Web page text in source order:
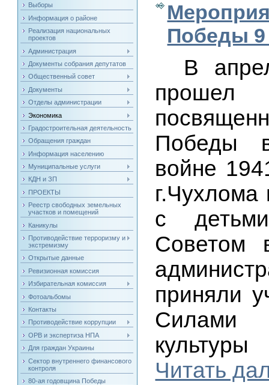
Выборы
Информация о районе
Реализация национальных
проектов
Администрация
Документы собрания депутатов
Общественный совет
Документы
Отделы администрации
Экономика
Градостроительная деятельность
Обращения граждан
Информация населению
Муниципальные услуги
КДН и ЗП
ПРОЕКТЫ
Реестр свободных земельных
участков и помещений
Каникулы
Противодействие терроризму и
экстремизму
Открытые данные
Ревизионная комиссия
Избирательная комиссия
Фотоальбомы
Контакты
Противодействие коррупции
ОРВ и экспертиза НПА
Для граждан Украины
Сектор внутреннего финансового
контроля
80-ая годовщина Победы
Победы
В
Победы
войне
с
Советом
приняли
Силами
Читать